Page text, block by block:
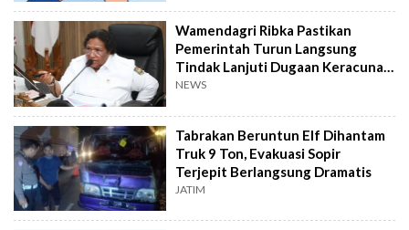
Wamendagri Ribka Pastikan
Pemerintah Turun Langsung
Tindak Lanjuti Dugaan Keracunan
Makanan Jayapura
NEWS
Tabrakan Beruntun Elf Dihantam
Truk 9 Ton, Evakuasi Sopir
Terjepit Berlangsung Dramatis
JATIM